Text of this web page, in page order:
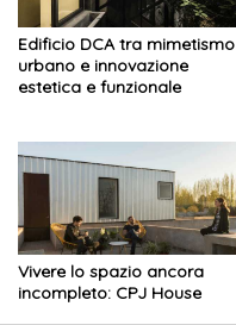
Edificio DCA tra mimetismo
urbano e innovazione
estetica e funzionale
Vivere lo spazio ancora
incompleto: CPJ House